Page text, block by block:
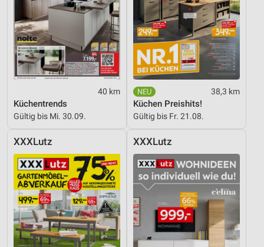
40 km
Küchentrends
Gültig bis Mi. 30.09.
38,3 km
Küchen Preishits!
Gültig bis Fr. 21.08.
XXXLutz XXXLutz